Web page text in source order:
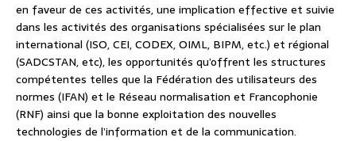
en faveur de ces activités, une implication effective et suivie
dans les activités des organisations spécialisées sur le plan
international (ISO, CEI, CODEX, OIML, BIPM, etc.) et régional
(SADCSTAN, etc), les opportunités qu’offrent les structures
compétentes telles que la Fédération des utilisateurs des
normes (IFAN) et le Réseau normalisation et Francophonie
(RNF) ainsi que la bonne exploitation des nouvelles
technologies de l’information et de la communication.